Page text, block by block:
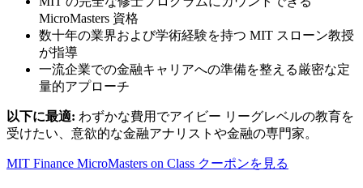
MicroMasters 資格
数十年の業界および学術経験を持つ MIT スローン教授
が指導
一流企業での金融キャリアへの準備を整える厳密な定
量的アプローチ
以下に最適: わずかな費用でアイビー リーグレベルの教育を
受けたい、意欲的な金融アナリストや金融の専門家。
MIT Finance MicroMasters on Class クーポンを見る